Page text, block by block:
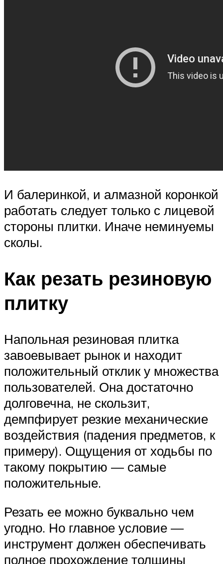
И балеринкой, и алмазной коронкой
работать следует только с лицевой
стороны плитки. Иначе неминуемы
сколы.
Как резать резиновую
плитку
Напольная резиновая плитка
завоевывает рынок и находит
положительный отклик у множества
пользователей. Она достаточно
долговечна, не скользит,
демпфирует резкие механические
воздействия (падения предметов, к
примеру). Ощущения от ходьбы по
такому покрытию — самые
положительные.
Резать ее можно буквально чем
угодно. Но главное условие —
инструмент должен обеспечивать
полное прохождение толщины